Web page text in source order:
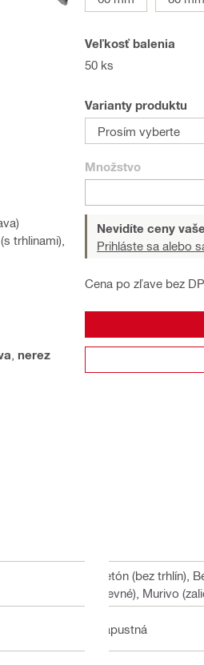
trhlinami),
nerez
Veľkosť balenia
50 ks
Varianty produktu
Prosím vyberte
Množstvo
Nevidíte ceny
Prihláste sa alebo
Cena po zľave bez
Betón (bez trhlín),
(pevné), Murivo
Zápustná